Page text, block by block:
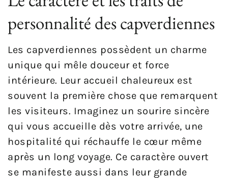
personnalité des capverdiennes
Les capverdiennes possèdent un charme
unique qui mêle douceur et force
intérieure. Leur accueil chaleureux est
souvent la première chose que remarquent
les visiteurs. Imaginez un sourire sincère
qui vous accueille dès votre arrivée, une
hospitalité qui réchauffe le cœur même
après un long voyage. Ce caractère ouvert
se manifeste aussi dans leur grande